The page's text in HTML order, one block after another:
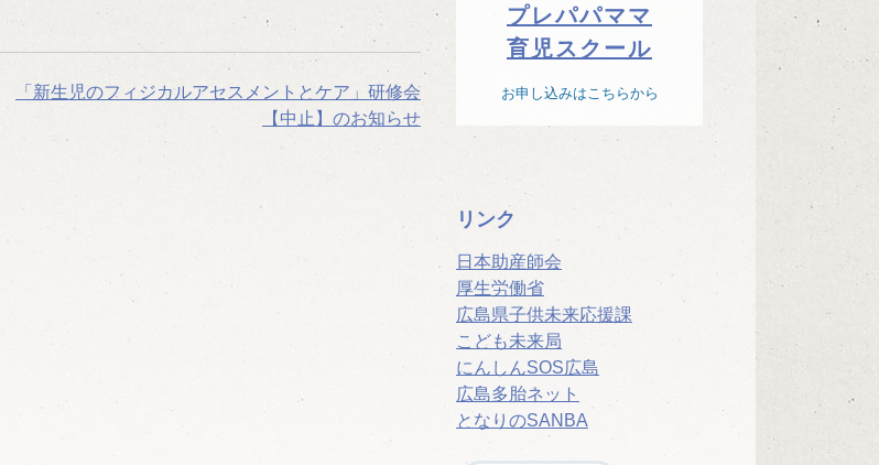
「新生児のフィジカルアセスメントとケア」研修会
【中止】のお知らせ
プレパパママ
育児スクール
お申し込みはこちらから
リンク
日本助産師会
厚生労働省
広島県子供未来応援課
こども未来局
にんしんSOS広島
広島多胎ネット
となりのSANBA